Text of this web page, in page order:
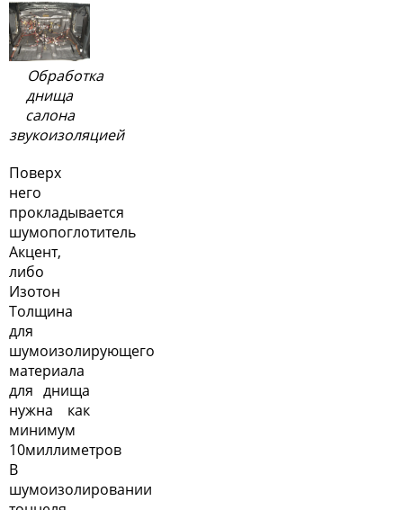
Обработка
днища
салона
звукоизоляцией
Поверх
него
прокладывается
шумопоглотитель
Акцент,
либо
Изотон
Толщина
для
шумоизолирующего
материала
для днища
нужна как
минимум
10миллиметров
В
шумоизолировании